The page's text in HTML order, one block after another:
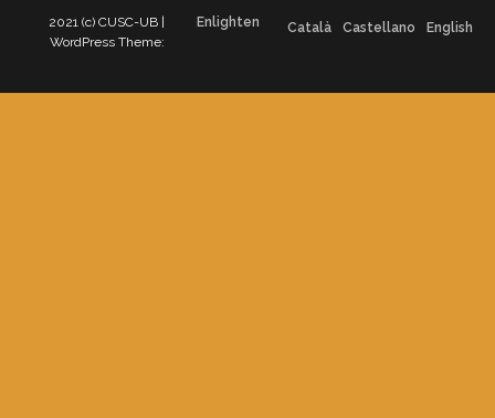
2021 (c) CUSC-UB |
WordPress Theme:
Enlighten Català Castellano English